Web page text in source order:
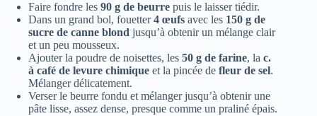
Faire fondre les 90 g de beurre puis le laisser tiédir.
Dans un grand bol, fouetter4 œufs avec les 150 g de
sucre de canne blond jusqu’à obtenir un mélange clair
et un peu mousseux.
Ajouter la poudre de noisettes, les 50 g de farine, la c.
à café de levure chimique et la pincée de fleur de sel.
Mélanger délicatement.
Verser le beurre fondu et mélanger jusqu’à obtenir une
pâte lisse, assez dense, presque comme un praliné épais.